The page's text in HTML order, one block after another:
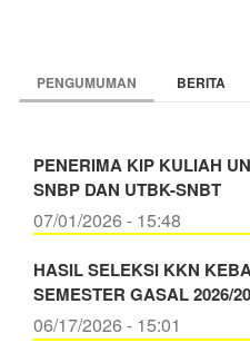
PENGUMUMAN BERITA
PENERIMA KIP KULIAH
SNBP DAN UTBK-SNBT
07/01/2026 - 15:48
HASIL SELEKSI KKN
SEMESTER GASAL 2026/
06/17/2026 - 15:01